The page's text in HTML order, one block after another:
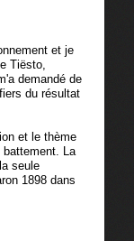
et je
Tiësto,
demandé de
du résultat
et le thème
La
seule
1898 dans